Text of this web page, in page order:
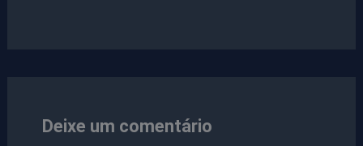
Deixe um comentário